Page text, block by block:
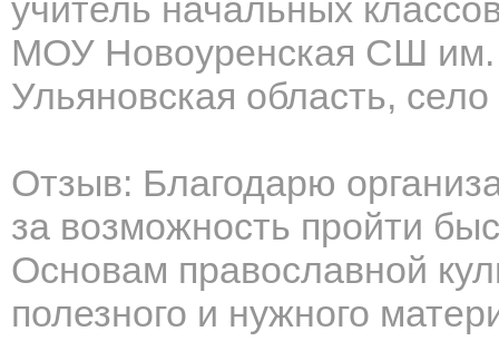
учитель начальных
МОУ Новоуренская СШ
Ульяновская область,
Отзыв: Благодарю
за возможность пройти
Основам православной
полезного и нужного